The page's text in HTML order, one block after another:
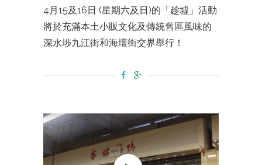
4月15及16日 (星期六及日)的「趁墟」活動
將於充滿本土小販文化及傳統舊區風味的
深水埗九江街和海壇街交界舉行！